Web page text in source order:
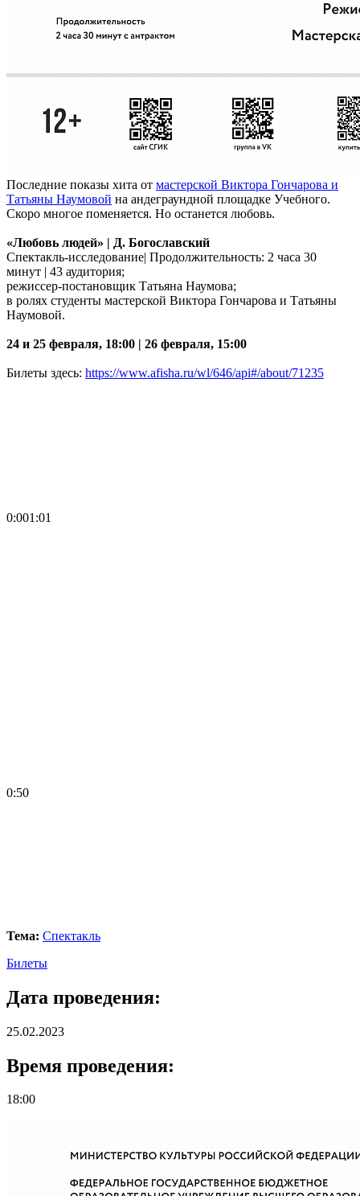
Последние показы хита от мастерской Виктора Гончарова и
Татьяны Наумовой на андеграундной площадке Учебного.
Скоро многое поменяется. Но останется любовь.
«Любовь людей» | Д. Богославский
Спектакль-исследование| Продолжительность: 2 часа 30
минут | 43 аудитория;
режиссер-постановщик Татьяна Наумова;
в ролях студенты мастерской Виктора Гончарова и Татьяны
Наумовой.
24 и 25 февраля, 18:00 | 26 февраля, 15:00
Билеты здесь: https://www.afisha.ru/wl/646/api#/about/71235
0:001:01
0:50
Тема: Спектакль
Билеты
Дата проведения:
25.02.2023
Время проведения:
18:00